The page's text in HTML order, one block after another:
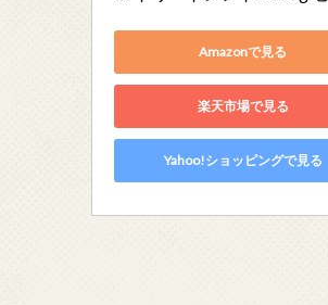
Amazonで見る
楽天市場で見る
Yahoo!ショッピングで見る